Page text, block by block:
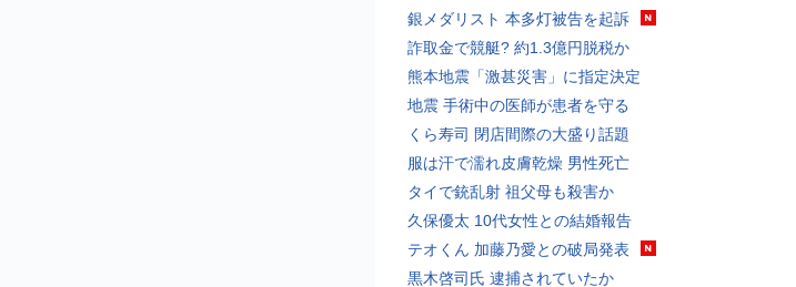
銀メダリスト 本多灯被告を起訴
詐取金で競艇? 約1.3億円脱税か
熊本地震「激甚災害」に指定決定
地震 手術中の医師が患者を守る
くら寿司 閉店間際の大盛り話題
服は汗で濡れ皮膚乾燥 男性死亡
タイで銃乱射 祖父母も殺害か
久保優太 10代女性との結婚報告
テオくん 加藤乃愛との破局発表
黒木啓司氏 逮捕されていたか